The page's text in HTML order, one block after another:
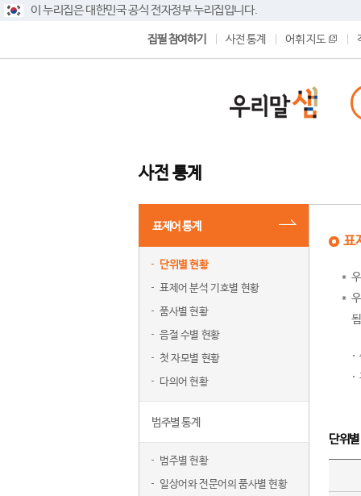
이 누리집은 대한민국 공식 전자정부 누리집입니다.
집필 참여하기 사전 통계 어휘 지도
사전 통계
표제어 통계
단위별 현황
표제어 분석 기호별 현황
품사별 현황
음절 수별 현황
첫 자모별 현황
다의어 현황
범주별 통계
범주별 현황
일상어와 전문어의 품사별 현황
표
단위